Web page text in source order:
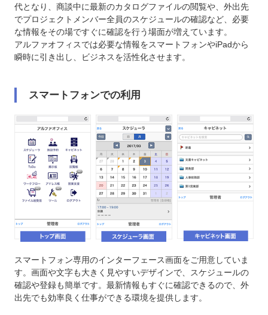
代となり、商談中に最新のカタログファイルの閲覧や、外出先
でプロジェクトメンバー全員のスケジュールの確認など、必要
な情報をその場ですぐに確認を行う場面が増えています。
アルファオフィスでは必要な情報をスマートフォンやiPadから
瞬時に引き出し、ビジネスを活性化させます。
スマートフォンでの利用
スマートフォン専用のインターフェース画面をご用意していま
す。画面や文字も大きく見やすいデザインで、スケジュールの
確認や登録も簡単です。最新情報もすぐに確認できるので、外
出先でも効率良く仕事ができる環境を提供します。